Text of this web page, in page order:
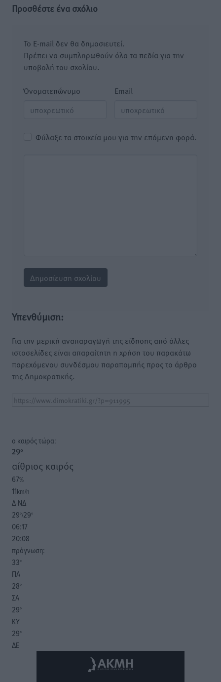
Προσθέστε ένα σχόλιο
Το E-mail δεν θα δημοσιευτεί.
Πρέπει να συμπληρωθούν όλα τα πεδία για την
υποβολή του σχολίου.
Όνοματεπώνυμο Email
Φύλαξε τα στοιχεία μου για την επόμενη φορά.
Υπενθύμιση:
Για την μερική αναπαραγωγή της είδησης από άλλες
ιστοσελίδες είναι απαραίτητη η χρήση του παρακάτω
παρεχόμενου συνδέσμου παραπομπής προς το άρθρο
της Δημοκρατικής.
o καιρός τώρα:
29°
αίθριος καιρός
67%
11km/h
Δ-ΝΔ
29°/29°
06:17
20:08
πρόγνωση:
33°
ΠΑ
28°
ΣΑ
29°
ΚΥ
29°
ΔΕ